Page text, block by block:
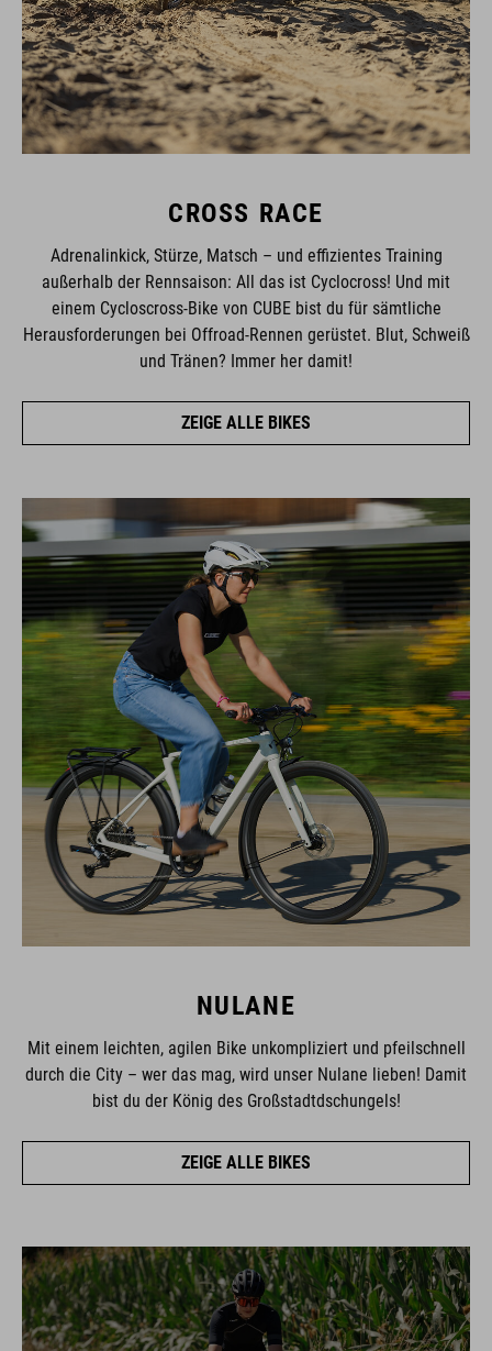
CROSS RACE
Adrenalinkick, Stürze, Matsch – und effizientes Training
außerhalb der Rennsaison: All das ist Cyclocross! Und mit
einem Cycloscross-Bike von CUBE bist du für sämtliche
Herausforderungen bei Offroad-Rennen gerüstet. Blut, Schweiß
und Tränen? Immer her damit!
ZEIGE ALLE BIKES
NULANE
Mit einem leichten, agilen Bike unkompliziert und pfeilschnell
durch die City – wer das mag, wird unser Nulane lieben! Damit
bist du der König des Großstadtdschungels!
ZEIGE ALLE BIKES